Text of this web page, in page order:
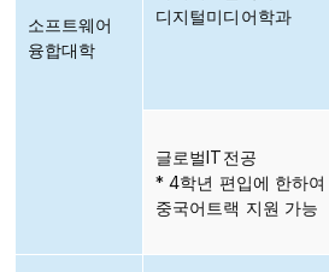
소프트웨어
융합대학
디지털미디어학과
글로벌IT전공
* 4학년 편입에 한하여
중국어트랙 지원 가능